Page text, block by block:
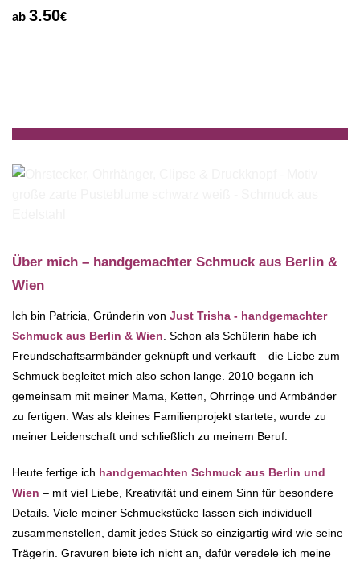
ab 3.50€
Über mich – handgemachter Schmuck aus Berlin &
Wien
Ich bin Patricia, Gründerin von Just Trisha - handgemachter
Schmuck aus Berlin & Wien . Schon als Schülerin habe ich
Freundschaftsarmbänder geknüpft und verkauft – die Liebe zum
Schmuck begleitet mich also schon lange. 2010 begann ich
gemeinsam mit meiner Mama, Ketten, Ohrringe und Armbänder
zu fertigen. Was als kleines Familienprojekt startete, wurde zu
meiner Leidenschaft und schließlich zu meinem Beruf.
Heute fertige ich handgemachten Schmuck aus Berlin und
Wien – mit viel Liebe, Kreativität und einem Sinn für besondere
Details. Viele meiner Schmuckstücke lassen sich individuell
zusammenstellen, damit jedes Stück so einzigartig wird wie seine
Trägerin. Gravuren biete ich nicht an, dafür veredele ich meine